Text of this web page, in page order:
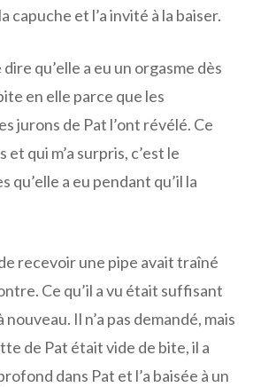
capuche et l’a invité à la baiser.
dire qu’elle a eu un orgasme dès
en elle parce que les
jurons de Pat l’ont révélé. Ce
et qui m’a surpris, c’est le
qu’elle a eu pendant qu’il la
recevoir une pipe avait traîné
Ce qu’il a vu était suffisant
Il n’a pas demandé, mais
de Pat était vide de bite, il a
dans Pat et l’a baisée à un